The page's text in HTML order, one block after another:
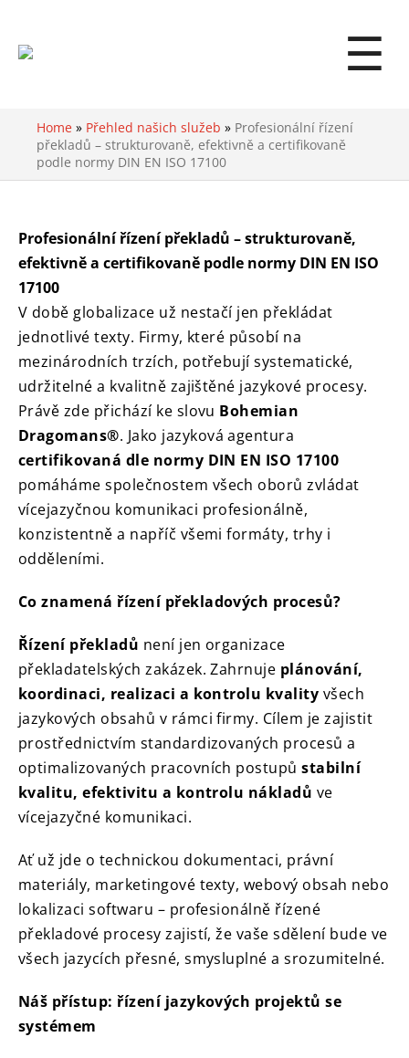
☰
Home » Přehled našich služeb » Profesionální řízení
překladů – strukturovaně, efektivně a certifikovaně
podle normy DIN EN ISO 17100
Profesionální řízení překladů – strukturovaně,
efektivně a certifikovaně podle normy DIN EN ISO
17100
V době globalizace už nestačí jen překládat
jednotlivé texty. Firmy, které působí na
mezinárodních trzích, potřebují systematické,
udržitelné a kvalitně zajištěné jazykové procesy.
Právě zde přichází ke slovu Bohemian
Dragomans®. Jako jazyková agentura
certifikovaná dle normy DIN EN ISO 17100
pomáháme společnostem všech oborů zvládat
vícejazyčnou komunikaci profesionálně,
konzistentně a napříč všemi formáty, trhy i
odděleními.
Co znamená řízení překladových procesů?
Řízení překladů není jen organizace
překladatelských zakázek. Zahrnuje plánování,
koordinaci, realizaci a kontrolu kvality všech
jazykových obsahů v rámci firmy. Cílem je zajistit
prostřednictvím standardizovaných procesů a
optimalizovaných pracovních postupůstabilní
kvalitu, efektivitu a kontrolu nákladů ve
vícejazyčné komunikaci.
Ať už jde o technickou dokumentaci, právní
materiály, marketingové texty, webový obsah nebo
lokalizaci softwaru – profesionálně řízené
překladové procesy zajistí, že vaše sdělení bude ve
všech jazycích přesné, smysluplné a srozumitelné.
Náš přístup: řízení jazykových projektů se
systémem